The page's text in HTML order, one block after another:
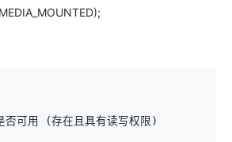
可用 (存在且具有读写权限)